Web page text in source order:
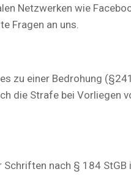
Netzwerken wie
Fragen an uns.
zu einer Bedrohung
die Strafe bei Vorliegen
nach § 184 StGB